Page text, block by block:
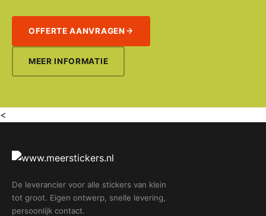
OFFERTE AANVRAGEN
MEER INFORMATIE
<
De leverancier voor alle stickers van klein
tot groot. Eigen ontwerp, snelle levering,
persoonlijk contact.